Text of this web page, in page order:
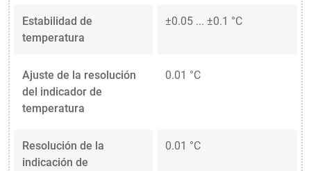
Estabilidad de
temperatura
±0.05 ... ±0.1 °C
Ajuste de la resolución
del indicador de
temperatura
0.01 °C
Resolución de la
indicación de
0.01 °C